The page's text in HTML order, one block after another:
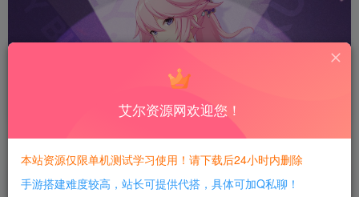
请勿相信任何评论区广告！以免上当受骗！
本网站的文章部分内容可能来源于网络，仅供大家学习与参考，如有侵权，请联系站长QQ466107887进行删除处理。
排序 更新 随机 浏览 点赞 评论
6
艾尔资源网欢迎您！
本站资源仅限单机测试学习使用！请下载后24小时内删除
手游搭建难度较高，站长可提供代搭，具体可加Q私聊！